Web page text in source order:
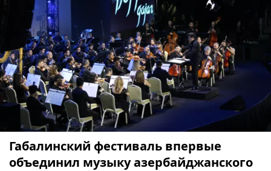
Габалинский фестиваль впервые
объединил музыку азербайджанского